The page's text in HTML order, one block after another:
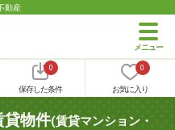
動産
0
保存した条件
0
お気に入り
貸物件(賃貸マンション・